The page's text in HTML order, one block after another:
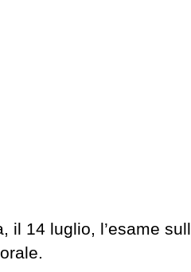
il 14 luglio, l’esame